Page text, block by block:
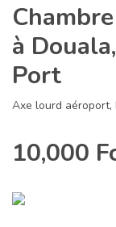
à
Port
Axe lourd aéroport,
10,000